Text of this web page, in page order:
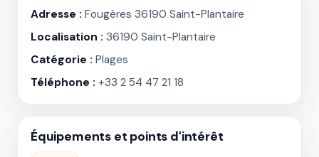
Adresse : Fougères 36190 Saint-Plantaire
Localisation : 36190 Saint-Plantaire
Catégorie : Plages
Téléphone : +33 2 54 47 21 18
Équipements et points d'intérêt